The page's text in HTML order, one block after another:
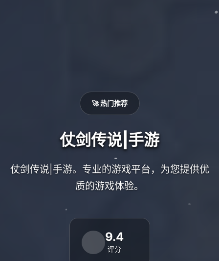
🚀 热门推荐
仗剑传说|手游
仗剑传说|手游。专业的游戏平台，为您提供优
质的游戏体验。
9.4
评分